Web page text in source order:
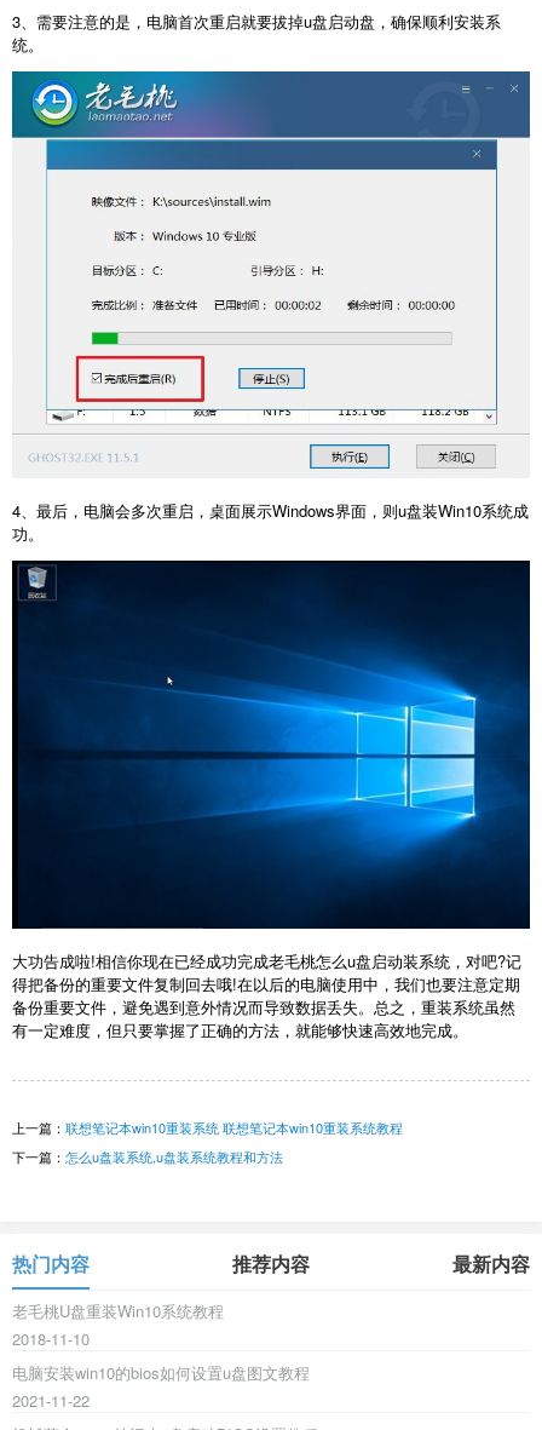
3、需要注意的是，电脑首次重启就要拔掉u盘启动盘，确保顺利安装系
统。
4、最后，电脑会多次重启，桌面展示Windows界面，则u盘装Win10系统成
功。
大功告成啦!相信你现在已经成功完成老毛桃怎么u盘启动装系统，对吧?记
得把备份的重要文件复制回去哦!在以后的电脑使用中，我们也要注意定期
备份重要文件，避免遇到意外情况而导致数据丢失。总之，重装系统虽然
有一定难度，但只要掌握了正确的方法，就能够快速高效地完成。
上一篇： 联想笔记本win10重装系统 联想笔记本win10重装系统教程
下一篇： 怎么u盘装系统,u盘装系统教程和方法
热门内容 推荐内容 最新内容
老毛桃U盘重装Win10系统教程
2018-11-10
电脑安装win10的bios如何设置u盘图文教程
2021-11-22